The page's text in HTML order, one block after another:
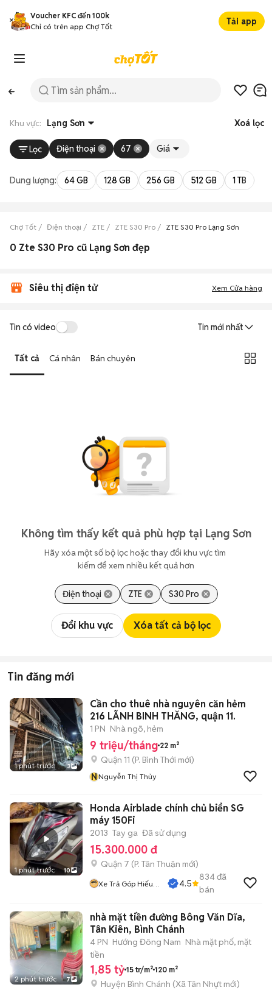
Voucher KFC đến 100k
Chỉ có trên app Chợ Tốt
Tải app
Khu vực: Lạng Sơn Xoá lọc
Lọc Điện thoại 67 Giá
Dung lượng: 64 GB 128 GB 256 GB 512 GB 1 TB
Chợ Tốt Điện thoại ZTE ZTE S30 Pro ZTE S30 Pro Lạng Sơn
0 Zte S30 Pro cũ Lạng Sơn đẹp
Siêu thị điện tử Xem Cửa hàng
Tin có video Tin mới nhất
Tất cả Cá nhân Bán chuyên
Không tìm thấy kết quả phù hợp tại Lạng Sơn
Hãy xóa một số bộ lọc hoặc thay đổi khu vực tìm
kiếm để xem nhiều kết quả hơn
Điện thoại ZTE S30 Pro
Đổi khu vực Xóa tất cả bộ lọc
Tin đăng mới
1 phút trước 3
Cần cho thuê nhà nguyên căn hẻm
216 LÃNH BINH THĂNG, quận 11.
1 PN Nhà ngõ, hẻm
9 triệu/tháng 22 m²
Quận 11 (P. Bình Thới mới)
NNguyễn Thị Thủy
1 phút trước 10
Honda Airblade chính chủ biển SG
máy 150Fi
2013 Tay ga Đã sử dụng
15.300.000 đ
Quận 7 (P. Tân Thuận mới)
Xe Trả Góp Hiếu
4.5
834đã
bán
2 phút trước 7
nhà mặt tiền đường Bông Văn Dĩa,
Tân Kiên, Bình Chánh
4 PN Hướng Đông Nam Nhà mặt phố, mặt
tiền
1,85 tỷ 15 tr/m² 120 m²
Huyện Bình Chánh (Xã Tân Nhựt mới)